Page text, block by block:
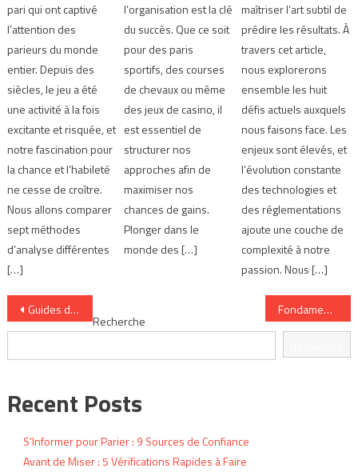
pari qui ont captivé
l’attention des
parieurs du monde
entier. Depuis des
siècles, le jeu a été
une activité à la fois
excitante et risquée, et
notre fascination pour
la chance et l’habileté
ne cesse de croître.
Nous allons comparer
sept méthodes
d’analyse différentes
[…]
l’organisation est la clé
du succès. Que ce soit
pour des paris
sportifs, des courses
de chevaux ou même
des jeux de casino, il
est essentiel de
structurer nos
approches afin de
maximiser nos
chances de gains.
Plonger dans le
monde des […]
maîtriser l’art subtil de
prédire les résultats. À
travers cet article,
nous explorerons
ensemble les huit
défis actuels auxquels
nous faisons face. Les
enjeux sont élevés, et
l’évolution constante
des technologies et
des réglementations
ajoute une couche de
complexité à notre
passion. Nous […]
Navigation
de
l’article
Guides de paris : 10 erreurs fréquentes à éviter absolument Fondamentaux du Pari : 6 Notions à Maîtriser Vite
Recherche
Recent Posts
S’Informer pour Parier : 9 Sources de Confiance
Avant de Miser : 5 Vérifications Rapides à Faire